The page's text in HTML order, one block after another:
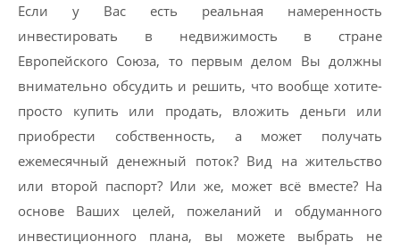
Если у Вас есть реальная намеренность
инвестировать в недвижимость в стране
Европейского Союза, то первым делом Вы должны
внимательно обсудить и решить, что вообще хотите-
просто купить или продать, вложить деньги или
приобрести собственность, а может получать
ежемесячный денежный поток? Вид на жительство
или второй паспорт? Или же, может всё вместе? На
основе Ваших целей, пожеланий и обдуманного
инвестиционного плана, вы можете выбрать не